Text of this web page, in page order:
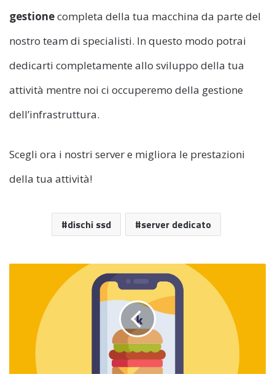
gestionecompleta della tua macchina da parte del
nostro team di specialisti. In questo modo potrai
dedicarti completamente allo sviluppo della tua
attività mentre noi ci occuperemo della gestione
dell’infrastruttura.
Scegli ora i nostri server e migliora le prestazioni
della tua attività!
dischi ssd server dedicato